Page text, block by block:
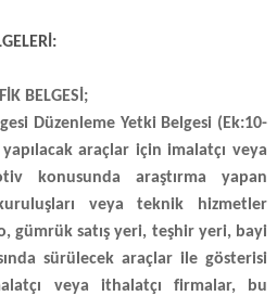
BELGESİ;
Düzenleme Yetki Belgesi (Ek:10-
araçlar için imalatçı veya
konusunda araştırma yapan
veya teknik hizmetler
gümrük satış yeri, teşhir yeri, bayi
sürülecek araçlar ile gösterisi
veya ithalatçı firmalar, bu